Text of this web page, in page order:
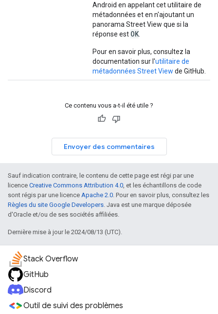
Android en appelant cet utilitaire de
métadonnées et en n'ajoutant un
panorama Street View que si la
réponse est OK
Pour en savoir plus, consultez la
documentation sur l'utilitaire de
métadonnées Street View de GitHub.
Ce contenu vous a-t-il été utile ?
Envoyer des commentaires
Sauf indication contraire, le contenu de cette page est régi par une
licence Creative Commons Attribution 4.0, et les échantillons de code
sont régis par une licence Apache 2.0. Pour en savoir plus, consultez les
Règles du site Google Developers. Java est une marque déposée
d'Oracle et/ou de ses sociétés affiliées.
Dernière mise à jour le 2024/08/13 (UTC).
Stack Overflow
GitHub
Discord
Outil de suivi des problèmes